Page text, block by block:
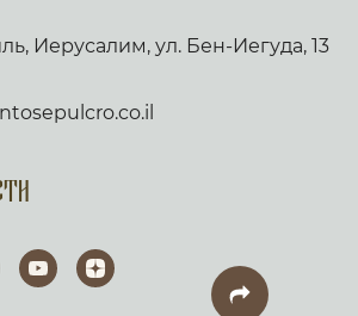
Иерусалим, ул. Бен-Иегуда, 13